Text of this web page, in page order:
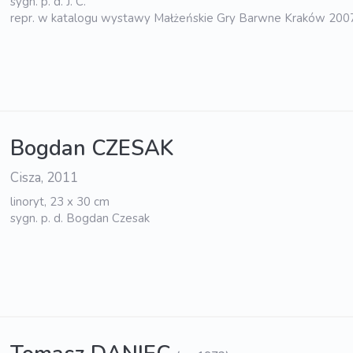
repr. w katalogu wystawy Małżeńskie Gry Barwne Kraków
Bogdan CZESAK
Cisza, 2011
linoryt, 23 x 30 cm
sygn. p. d. Bogdan Czesak